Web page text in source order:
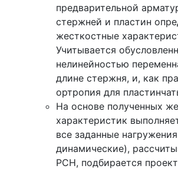
предварительной
стержней и пластин
жесткостные
Учитывается
нелинейностью
длине стержня, и, как
ортропия для
На основе полученных
характеристик
все заданные
динамические),
РСН, подбирается